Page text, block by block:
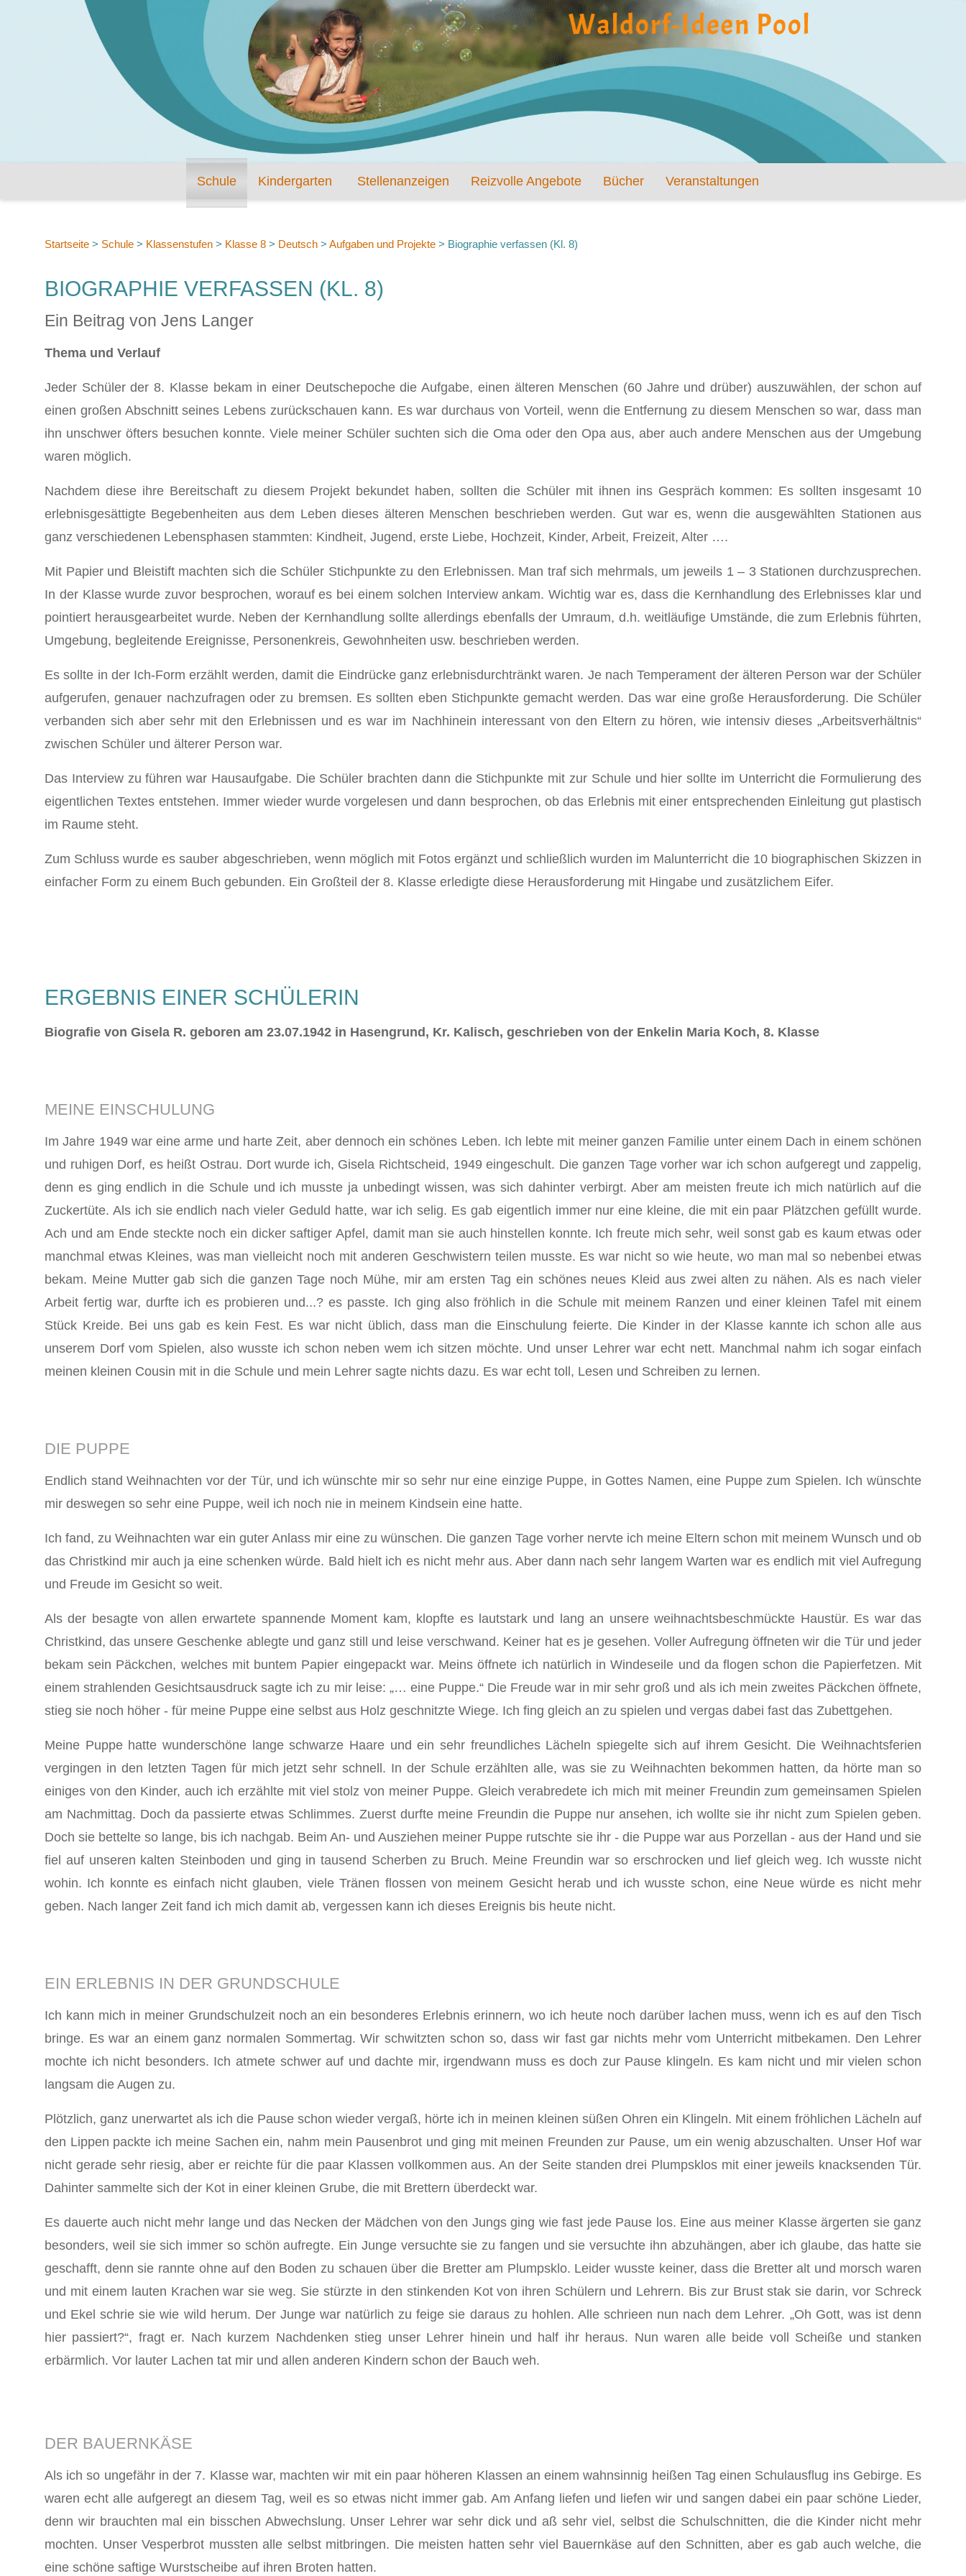
Schule Kindergarten Stellenanzeigen Reizvolle Angebote Bücher Veranstaltungen
Startseite > Schule > Klassenstufen > Klasse 8 > Deutsch > Aufgaben und Projekte > Biographie verfassen (Kl. 8)
BIOGRAPHIE VERFASSEN (KL. 8)
Ein Beitrag von Jens Langer
Thema und Verlauf
Jeder Schüler der 8. Klasse bekam in einer Deutschepoche die Aufgabe, einen älteren Menschen (60 Jahre und drüber) auszuwählen, der schon auf
einen großen Abschnitt seines Lebens zurückschauen kann. Es war durchaus von Vorteil, wenn die Entfernung zu diesem Menschen so war, dass man
ihn unschwer öfters besuchen konnte. Viele meiner Schüler suchten sich die Oma oder den Opa aus, aber auch andere Menschen aus der Umgebung
waren möglich.
Nachdem diese ihre Bereitschaft zu diesem Projekt bekundet haben, sollten die Schüler mit ihnen ins Gespräch kommen: Es sollten insgesamt 10
erlebnisgesättigte Begebenheiten aus dem Leben dieses älteren Menschen beschrieben werden. Gut war es, wenn die ausgewählten Stationen aus
ganz verschiedenen Lebensphasen stammten: Kindheit, Jugend, erste Liebe, Hochzeit, Kinder, Arbeit, Freizeit, Alter ….
Mit Papier und Bleistift machten sich die Schüler Stichpunkte zu den Erlebnissen. Man traf sich mehrmals, um jeweils 1 – 3 Stationen durchzusprechen.
In der Klasse wurde zuvor besprochen, worauf es bei einem solchen Interview ankam. Wichtig war es, dass die Kernhandlung des Erlebnisses klar und
pointiert herausgearbeitet wurde. Neben der Kernhandlung sollte allerdings ebenfalls der Umraum, d.h. weitläufige Umstände, die zum Erlebnis führten,
Umgebung, begleitende Ereignisse, Personenkreis, Gewohnheiten usw. beschrieben werden.
Es sollte in der Ich-Form erzählt werden, damit die Eindrücke ganz erlebnisdurchtränkt waren. Je nach Temperament der älteren Person war der Schüler
aufgerufen, genauer nachzufragen oder zu bremsen. Es sollten eben Stichpunkte gemacht werden. Das war eine große Herausforderung. Die Schüler
verbanden sich aber sehr mit den Erlebnissen und es war im Nachhinein interessant von den Eltern zu hören, wie intensiv dieses „Arbeitsverhältnis“
zwischen Schüler und älterer Person war.
Das Interview zu führen war Hausaufgabe. Die Schüler brachten dann die Stichpunkte mit zur Schule und hier sollte im Unterricht die Formulierung des
eigentlichen Textes entstehen. Immer wieder wurde vorgelesen und dann besprochen, ob das Erlebnis mit einer entsprechenden Einleitung gut plastisch
im Raume steht.
Zum Schluss wurde es sauber abgeschrieben, wenn möglich mit Fotos ergänzt und schließlich wurden im Malunterricht die 10 biographischen Skizzen in
einfacher Form zu einem Buch gebunden. Ein Großteil der 8. Klasse erledigte diese Herausforderung mit Hingabe und zusätzlichem Eifer.
ERGEBNIS EINER SCHÜLERIN
Biografie von Gisela R. geboren am 23.07.1942 in Hasengrund, Kr. Kalisch, geschrieben von der Enkelin Maria Koch, 8. Klasse
MEINE EINSCHULUNG
Im Jahre 1949 war eine arme und harte Zeit, aber dennoch ein schönes Leben. Ich lebte mit meiner ganzen Familie unter einem Dach in einem schönen
und ruhigen Dorf, es heißt Ostrau. Dort wurde ich, Gisela Richtscheid, 1949 eingeschult. Die ganzen Tage vorher war ich schon aufgeregt und zappelig,
denn es ging endlich in die Schule und ich musste ja unbedingt wissen, was sich dahinter verbirgt. Aber am meisten freute ich mich natürlich auf die
Zuckertüte. Als ich sie endlich nach vieler Geduld hatte, war ich selig. Es gab eigentlich immer nur eine kleine, die mit ein paar Plätzchen gefüllt wurde.
Ach und am Ende steckte noch ein dicker saftiger Apfel, damit man sie auch hinstellen konnte. Ich freute mich sehr, weil sonst gab es kaum etwas oder
manchmal etwas Kleines, was man vielleicht noch mit anderen Geschwistern teilen musste. Es war nicht so wie heute, wo man mal so nebenbei etwas
bekam. Meine Mutter gab sich die ganzen Tage noch Mühe, mir am ersten Tag ein schönes neues Kleid aus zwei alten zu nähen. Als es nach vieler
Arbeit fertig war, durfte ich es probieren und...? es passte. Ich ging also fröhlich in die Schule mit meinem Ranzen und einer kleinen Tafel mit einem
Stück Kreide. Bei uns gab es kein Fest. Es war nicht üblich, dass man die Einschulung feierte. Die Kinder in der Klasse kannte ich schon alle aus
unserem Dorf vom Spielen, also wusste ich schon neben wem ich sitzen möchte. Und unser Lehrer war echt nett. Manchmal nahm ich sogar einfach
meinen kleinen Cousin mit in die Schule und mein Lehrer sagte nichts dazu. Es war echt toll, Lesen und Schreiben zu lernen.
DIE PUPPE
Endlich stand Weihnachten vor der Tür, und ich wünschte mir so sehr nur eine einzige Puppe, in Gottes Namen, eine Puppe zum Spielen. Ich wünschte
mir deswegen so sehr eine Puppe, weil ich noch nie in meinem Kindsein eine hatte.
Ich fand, zu Weihnachten war ein guter Anlass mir eine zu wünschen. Die ganzen Tage vorher nervte ich meine Eltern schon mit meinem Wunsch und ob
das Christkind mir auch ja eine schenken würde. Bald hielt ich es nicht mehr aus. Aber dann nach sehr langem Warten war es endlich mit viel Aufregung
und Freude im Gesicht so weit.
Als der besagte von allen erwartete spannende Moment kam, klopfte es lautstark und lang an unsere weihnachtsbeschmückte Haustür. Es war das
Christkind, das unsere Geschenke ablegte und ganz still und leise verschwand. Keiner hat es je gesehen. Voller Aufregung öffneten wir die Tür und jeder
bekam sein Päckchen, welches mit buntem Papier eingepackt war. Meins öffnete ich natürlich in Windeseile und da flogen schon die Papierfetzen. Mit
einem strahlenden Gesichtsausdruck sagte ich zu mir leise: „… eine Puppe.“ Die Freude war in mir sehr groß und als ich mein zweites Päckchen öffnete,
stieg sie noch höher - für meine Puppe eine selbst aus Holz geschnitzte Wiege. Ich fing gleich an zu spielen und vergas dabei fast das Zubettgehen.
Meine Puppe hatte wunderschöne lange schwarze Haare und ein sehr freundliches Lächeln spiegelte sich auf ihrem Gesicht. Die Weihnachtsferien
vergingen in den letzten Tagen für mich jetzt sehr schnell. In der Schule erzählten alle, was sie zu Weihnachten bekommen hatten, da hörte man so
einiges von den Kinder, auch ich erzählte mit viel stolz von meiner Puppe. Gleich verabredete ich mich mit meiner Freundin zum gemeinsamen Spielen
am Nachmittag. Doch da passierte etwas Schlimmes. Zuerst durfte meine Freundin die Puppe nur ansehen, ich wollte sie ihr nicht zum Spielen geben.
Doch sie bettelte so lange, bis ich nachgab. Beim An- und Ausziehen meiner Puppe rutschte sie ihr - die Puppe war aus Porzellan - aus der Hand und sie
fiel auf unseren kalten Steinboden und ging in tausend Scherben zu Bruch. Meine Freundin war so erschrocken und lief gleich weg. Ich wusste nicht
wohin. Ich konnte es einfach nicht glauben, viele Tränen flossen von meinem Gesicht herab und ich wusste schon, eine Neue würde es nicht mehr
geben. Nach langer Zeit fand ich mich damit ab, vergessen kann ich dieses Ereignis bis heute nicht.
EIN ERLEBNIS IN DER GRUNDSCHULE
Ich kann mich in meiner Grundschulzeit noch an ein besonderes Erlebnis erinnern, wo ich heute noch darüber lachen muss, wenn ich es auf den Tisch
bringe. Es war an einem ganz normalen Sommertag. Wir schwitzten schon so, dass wir fast gar nichts mehr vom Unterricht mitbekamen. Den Lehrer
mochte ich nicht besonders. Ich atmete schwer auf und dachte mir, irgendwann muss es doch zur Pause klingeln. Es kam nicht und mir vielen schon
langsam die Augen zu.
Plötzlich, ganz unerwartet als ich die Pause schon wieder vergaß, hörte ich in meinen kleinen süßen Ohren ein Klingeln. Mit einem fröhlichen Lächeln auf
den Lippen packte ich meine Sachen ein, nahm mein Pausenbrot und ging mit meinen Freunden zur Pause, um ein wenig abzuschalten. Unser Hof war
nicht gerade sehr riesig, aber er reichte für die paar Klassen vollkommen aus. An der Seite standen drei Plumpsklos mit einer jeweils knacksenden Tür.
Dahinter sammelte sich der Kot in einer kleinen Grube, die mit Brettern überdeckt war.
Es dauerte auch nicht mehr lange und das Necken der Mädchen von den Jungs ging wie fast jede Pause los. Eine aus meiner Klasse ärgerten sie ganz
besonders, weil sie sich immer so schön aufregte. Ein Junge versuchte sie zu fangen und sie versuchte ihn abzuhängen, aber ich glaube, das hatte sie
geschafft, denn sie rannte ohne auf den Boden zu schauen über die Bretter am Plumpsklo. Leider wusste keiner, dass die Bretter alt und morsch waren
und mit einem lauten Krachen war sie weg. Sie stürzte in den stinkenden Kot von ihren Schülern und Lehrern. Bis zur Brust stak sie darin, vor Schreck
und Ekel schrie sie wie wild herum. Der Junge war natürlich zu feige sie daraus zu hohlen. Alle schrieen nun nach dem Lehrer. „Oh Gott, was ist denn
hier passiert?“, fragt er. Nach kurzem Nachdenken stieg unser Lehrer hinein und half ihr heraus. Nun waren alle beide voll Scheiße und stanken
erbärmlich. Vor lauter Lachen tat mir und allen anderen Kindern schon der Bauch weh.
DER BAUERNKÄSE
Als ich so ungefähr in der 7. Klasse war, machten wir mit ein paar höheren Klassen an einem wahnsinnig heißen Tag einen Schulausflug ins Gebirge. Es
waren echt alle aufgeregt an diesem Tag, weil es so etwas nicht immer gab. Am Anfang liefen und liefen wir und sangen dabei ein paar schöne Lieder,
denn wir brauchten mal ein bisschen Abwechslung. Unser Lehrer war sehr dick und aß sehr viel, selbst die Schulschnitten, die die Kinder nicht mehr
mochten. Unser Vesperbrot mussten alle selbst mitbringen. Die meisten hatten sehr viel Bauernkäse auf den Schnitten, aber es gab auch welche, die
eine schöne saftige Wurstscheibe auf ihren Broten hatten.